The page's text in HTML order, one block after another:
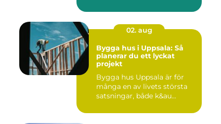
02. aug
Bygga hus i Uppsala: Så
planerar du ett lyckat
projekt
Bygga hus Uppsala är för
många en av livets största
satsningar, både k&au...